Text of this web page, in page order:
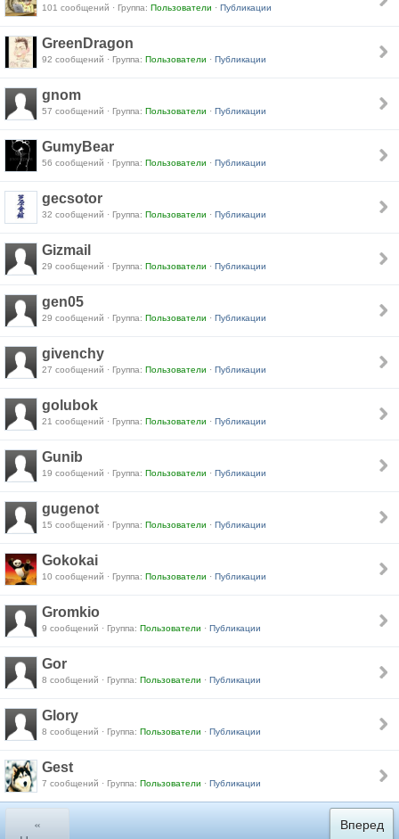
101 сообщений · Группа: Пользователи · Публикации
GreenDragon
92 сообщений · Группа: Пользователи · Публикации
gnom
57 сообщений · Группа: Пользователи · Публикации
GumyBear
56 сообщений · Группа: Пользователи · Публикации
gecsotor
32 сообщений · Группа: Пользователи · Публикации
Gizmail
29 сообщений · Группа: Пользователи · Публикации
gen05
29 сообщений · Группа: Пользователи · Публикации
givenchy
27 сообщений · Группа: Пользователи · Публикации
golubok
21 сообщений · Группа: Пользователи · Публикации
Gunib
19 сообщений · Группа: Пользователи · Публикации
gugenot
15 сообщений · Группа: Пользователи · Публикации
Gokokai
10 сообщений · Группа: Пользователи · Публикации
Gromkio
9 сообщений · Группа: Пользователи · Публикации
Gor
8 сообщений · Группа: Пользователи · Публикации
Glory
8 сообщений · Группа: Пользователи · Публикации
Gest
7 сообщений · Группа: Пользователи · Публикации
«
Вперед